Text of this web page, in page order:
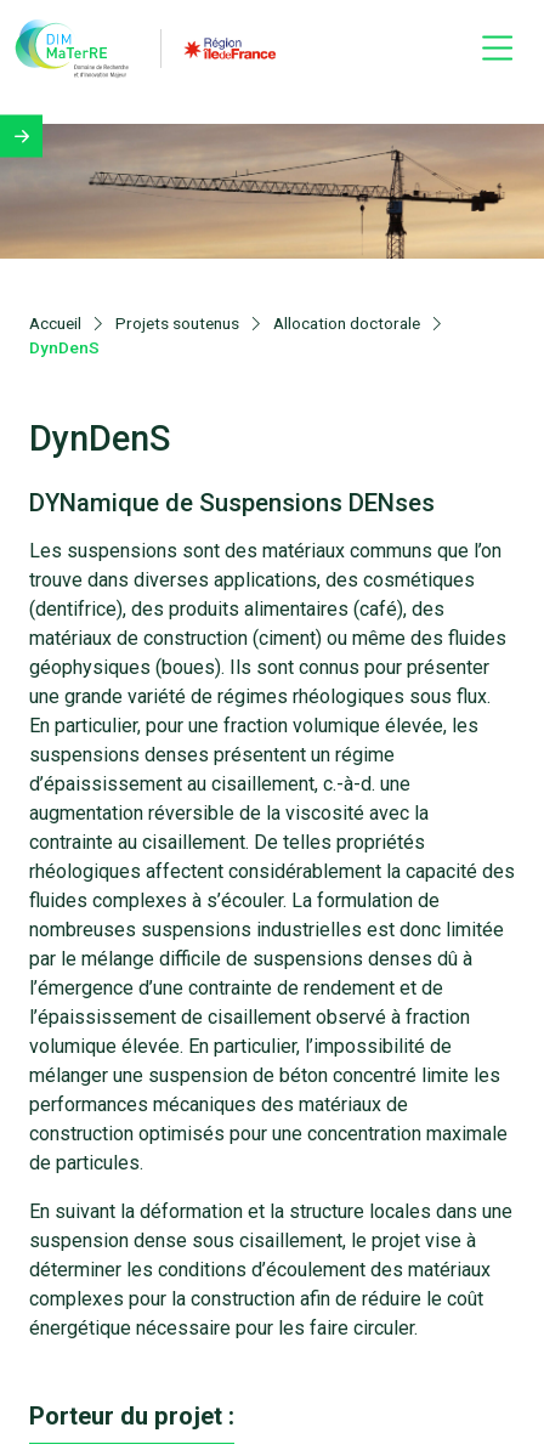
Accueil Projets soutenus
Allocation doctorale
DynDenS
DynDenS
DYNamique de Suspensions DENses
Les suspensions sont des matériaux communs que l’on
trouve dans diverses applications, des cosmétiques
(dentifrice), des produits alimentaires (café), des
matériaux de construction (ciment) ou même des fluides
géophysiques (boues). Ils sont connus pour présenter
une grande variété de régimes rhéologiques sous flux.
En particulier, pour une fraction volumique élevée, les
suspensions denses présentent un régime
d’épaississement au cisaillement, c.-à-d. une
augmentation réversible de la viscosité avec la
contrainte au cisaillement. De telles propriétés
rhéologiques affectent considérablement la capacité des
fluides complexes à s’écouler. La formulation de
nombreuses suspensions industrielles est donc limitée
par le mélange difficile de suspensions denses dû à
l’émergence d’une contrainte de rendement et de
l’épaississement de cisaillement observé à fraction
volumique élevée. En particulier, l’impossibilité de
mélanger une suspension de béton concentré limite les
performances mécaniques des matériaux de
construction optimisés pour une concentration maximale
de particules.
En suivant la déformation et la structure locales dans une
suspension dense sous cisaillement, le projet vise à
déterminer les conditions d’écoulement des matériaux
complexes pour la construction afin de réduire le coût
énergétique nécessaire pour les faire circuler.
Porteur du projet :